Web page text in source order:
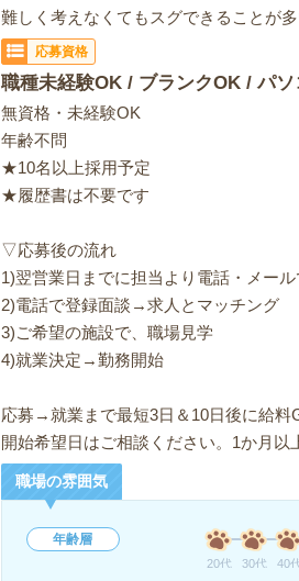
難しく考えなくてもスグできることが
応募資格
職種未経験OK / ブランクOK / パ
無資格・未経験OK
年齢不問
★10名以上採用予定
★履歴書は不要です
▽応募後の流れ
1)翌営業日までに担当より電話・メー
2)電話で登録面談→求人とマッチング
3)ご希望の施設で、職場見学
4)就業決定→勤務開始
応募→就業まで最短3日＆10日後に給料
開始希望日はご相談ください。1か月以
職場の雰囲気
年齢層
20代 30代 40